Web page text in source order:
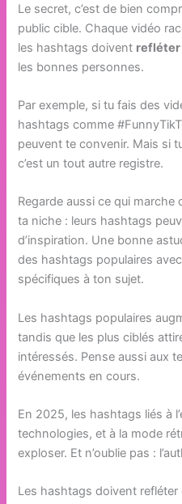
Le secret, c’est de bien
public cible. Chaque vidéo
les hashtags doivent
les bonnes personnes.
Par exemple, si tu fais des
hashtags comme
peuvent te convenir. Mais si
c’est un tout autre registre.
Regarde aussi ce qui
ta niche : leurs hashtags
d’inspiration. Une bonne
des hashtags populaires
spécifiques à ton sujet.
Les hashtags populaires
tandis que les plus ciblés
intéressés. Pense aussi aux
événements en cours.
En 2025, les hashtags liés à
technologies, et à la mode
exploser. Et n’oublie pas :
Les hashtags doivent